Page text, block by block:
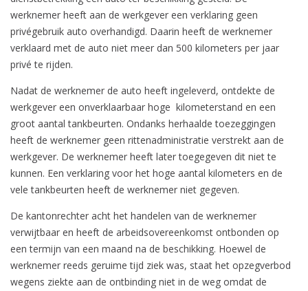
werknemer heeft aan de werkgever een verklaring geen
privégebruik auto overhandigd. Daarin heeft de werknemer
verklaard met de auto niet meer dan 500 kilometers per jaar
privé te rijden.
Nadat de werknemer de auto heeft ingeleverd, ontdekte de
werkgever een onverklaarbaar hoge kilometerstand en een
groot aantal tankbeurten. Ondanks herhaalde toezeggingen
heeft de werknemer geen rittenadministratie verstrekt aan de
werkgever. De werknemer heeft later toegegeven dit niet te
kunnen. Een verklaring voor het hoge aantal kilometers en de
vele tankbeurten heeft de werknemer niet gegeven.
De kantonrechter acht het handelen van de werknemer
verwijtbaar en heeft de arbeidsovereenkomst ontbonden op
een termijn van een maand na de beschikking. Hoewel de
werknemer reeds geruime tijd ziek was, staat het opzegverbod
wegens ziekte aan de ontbinding niet in de weg omdat de